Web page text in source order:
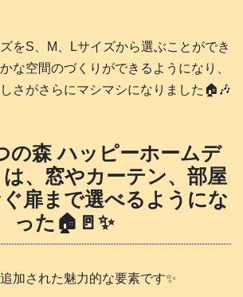
をS、M、Lサイズから選ぶことができ
な空間のづくりができるようになり、
さがさらにマシマシになりました🏠️🎶
の森 ハッピーホームデ
、窓やカーテン、部屋
扉まで選べるようにな
った🏠️🚪✨
加された魅力的な要素です✨